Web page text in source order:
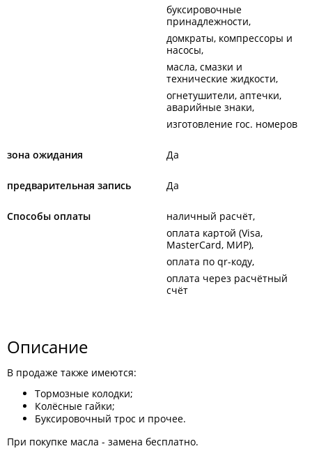
буксировочные
принадлежности
домкраты, компрессоры и
насосы
масла, смазки и
технические жидкости
огнетушители, аптечки,
аварийные знаки
изготовление гос. номеров
зона ожидания Да
предварительная запись Да
Способы оплаты
наличный расчёт
оплата картой (Visa,
MasterCard, МИР)
оплата по qr-коду
оплата через расчётный
счёт
Описание
В продаже также имеются:
Тормозные колодки;
Колёсные гайки;
Буксировочный трос и прочее.
При покупке масла - замена бесплатно.